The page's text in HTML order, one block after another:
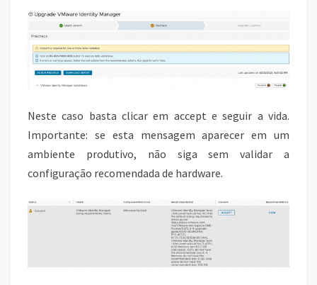
Neste caso basta clicar em accept e seguir a vida.
Importante: se esta mensagem aparecer em um
ambiente produtivo, não siga sem validar a
configuração recomendada de hardware.